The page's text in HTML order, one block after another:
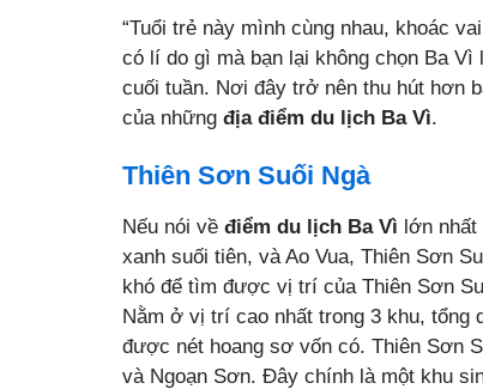
“Tuổi trẻ này mình cùng nhau, khoác
có lí do gì mà bạn lại không chọn Ba
cuối tuần. Nơi đây trở nên thu hút hơn
của những địa điểm du lịch Ba Vì.
Thiên Sơn Suối Ngà
Nếu nói về điểm du lịch Ba Vì lớn nhất
xanh suối tiên, và Ao Vua, Thiên Sơn
khó để tìm được vị trí của Thiên Sơn
Nằm ở vị trí cao nhất trong 3 khu, tổng
được nét hoang sơ vốn có. Thiên Sơn
và Ngoạn Sơn. Đây chính là một khu